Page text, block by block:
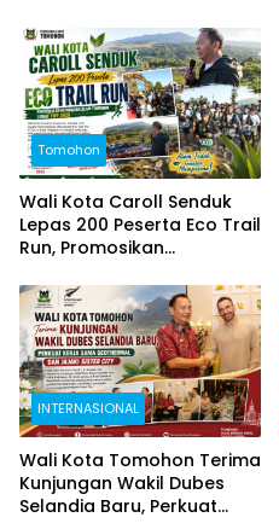
Sulut
Tomohon
Wali Kota Caroll Senduk
Lepas 200 Peserta Eco Trail
Run, Promosikan
Lewat TIFF 2026
INTERNASIONAL
Wali Kota Tomohon Terima
Kunjungan Wakil Dubes
Selandia Baru, Perkuat